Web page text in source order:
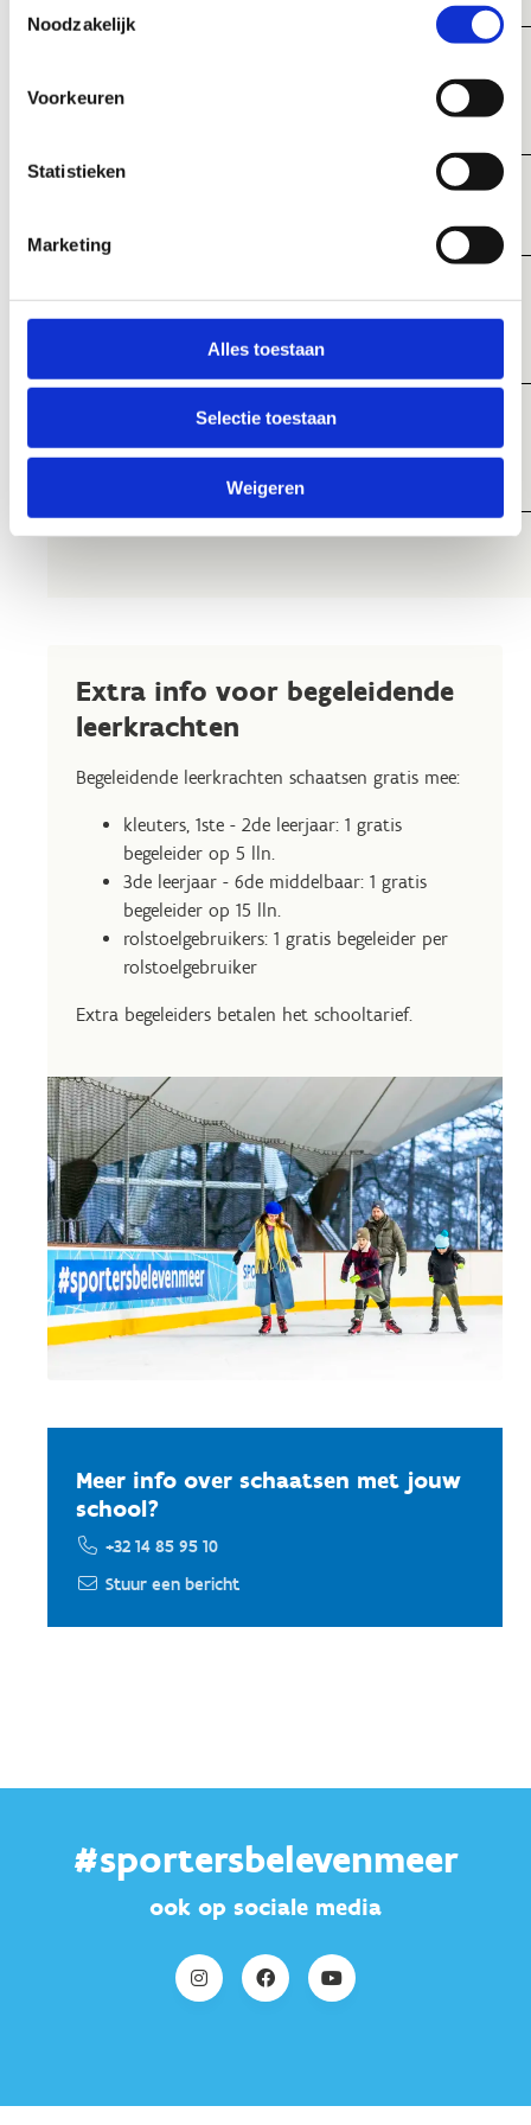
Noodzakelijk
Voorkeuren
Statistieken
Marketing
Alles toestaan
Selectie toestaan
Weigeren
09.00 - 12.00 uur
WOE
09.00 - 12.00 uur
13.00 - 16.00 uur
09.00 - 12.00 uur
13.00 - 16.00 uur
Extra info voor begeleidende
leerkrachten
Begeleidende leerkrachten schaatsen gratis mee:
kleuters, 1ste - 2de leerjaar: 1 gratis
begeleider op 5 lln.
3de leerjaar - 6de middelbaar: 1 gratis
begeleider op 15 lln.
rolstoelgebruikers: 1 gratis begeleider per
rolstoelgebruiker
Extra begeleiders betalen het schooltarief.
Meer info over schaatsen met jouw
school?
+32 14 85 95 10
Stuur een bericht
#sportersbelevenmeer
ook op sociale media